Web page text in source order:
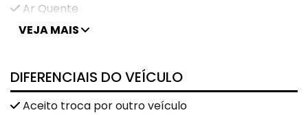
Ar Quente
VEJA MAIS
DIFERENCIAIS DO VEÍCULO
Aceito troca por outro veículo